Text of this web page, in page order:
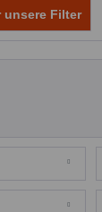
unsere Filter